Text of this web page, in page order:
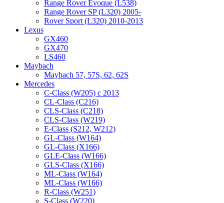
Range Rover Evoque (L538)
Range Rover SP (L320) 2005-
Rover Sport (L320) 2010-2013
Lexus
GX460
GX470
LS460
Maybach
Maybach 57, 57S, 62, 62S
Mercedes
C-Class (W205) с 2013
CL-Class (C216)
CLS-Class (C218)
CLS-Class (W219)
E-Class (S212, W212)
GL-Class (W164)
GL-Class (X166)
GLE-Class (W166)
GLS-Class (X166)
ML-Class (W164)
ML-Class (W166)
R-Class (W251)
S-Class (W220)